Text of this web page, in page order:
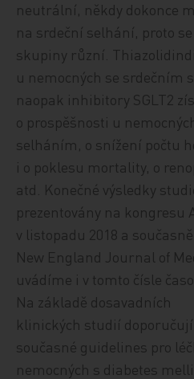
neutrální, někdy dokonce
na srdeční selhání, proto
skupiny různí.
u nemocných se srdečním
naopak inhibitory SGLT2
o prospěšnosti u
selháním, o snížení počtu
i o poklesu mortality, o
atd. Konečné výsledky
prezentovány na kongresu
v listopadu 2018 a
New England Journal of
uvádíme i v tomto čísle
Na základě dosavadních
klinických studií doporučují
současné guidelines pro
nemocných s diabetes